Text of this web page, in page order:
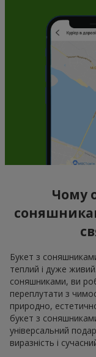
Чому
Букет з
теплий і дуже
соняшниками, ви
переплутати з
природно,
букет з
універсальний
виразність і